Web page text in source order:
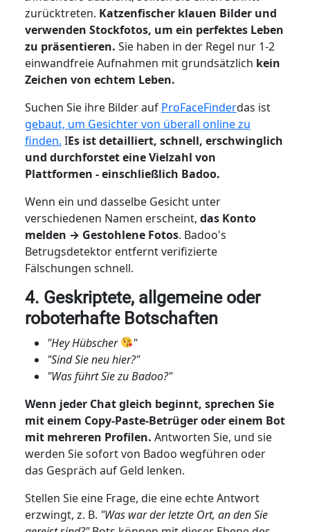
zurücktreten. Katzenfischer klauen Bilder und
verwenden Stockfotos, um ein perfektes Leben
zu präsentieren. Sie haben in der Regel nur 1-2
einwandfreie Aufnahmen mit grundsätzlich kein
Zeichen von echtem Leben.
Suchen Sie ihre Bilder auf ProFaceFinderdas ist
gebaut, um Gesichter von überall online zu
finden. IEs ist detailliert, schnell, erschwinglich
und durchforstet eine Vielzahl von
Plattformen - einschließlich Badoo.
Wenn ein und dasselbe Gesicht unter
verschiedenen Namen erscheint, das Konto
melden → Gestohlene Fotos. Badoo's
Betrugsdetektor entfernt verifizierte
Fälschungen schnell.
4. Geskriptete, allgemeine oder
roboterhafte Botschaften
"Hey Hübscher
"
"Sind Sie neu hier?"
"Was führt Sie zu Badoo?"
Wenn jeder Chat gleich beginnt, sprechen Sie
mit einem Copy-Paste-Betrüger oder einem Bot
mit mehreren Profilen. Antworten Sie, und sie
werden Sie sofort von Badoo wegführen oder
das Gespräch auf Geld lenken.
Stellen Sie eine Frage, die eine echte Antwort
erzwingt, z. B. "Was war der letzte Ort, an den Sie